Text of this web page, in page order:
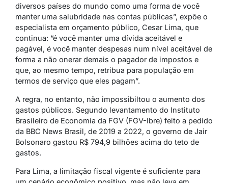
diversos países do mundo como uma forma de você
manter uma salubridade nas contas públicas”, expõe o
especialista em orçamento público, Cesar Lima, que
continua: “é você manter uma dívida aceitável e
pagável, é você manter despesas num nível aceitável de
forma a não onerar demais o pagador de impostos e
que, ao mesmo tempo, retribua para população em
termos de serviço que eles pagam”.
A regra, no entanto, não impossibiltou o aumento dos
gastos públicos. Segundo levantamento do Instituto
Brasileiro de Economia da FGV (FGV-Ibre) feito a pedido
da BBC News Brasil, de 2019 a 2022, o governo de Jair
Bolsonaro gastou R$ 794,9 bilhões acima do teto de
gastos.
Para Lima, a limitação fiscal vigente é suficiente para